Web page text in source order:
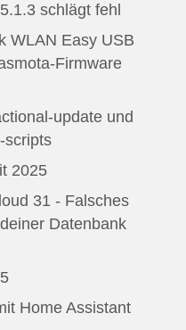
schlägt fehl
WLAN Easy USB
Firmware
update und
scripts
2025
31 - Falsches
Datenbank
Home Assistant